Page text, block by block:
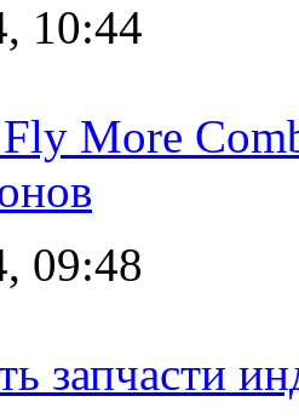
10:44
More
09:48
запчасти